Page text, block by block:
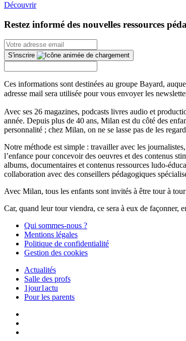
Découvrir
Restez informé des nouvelles ressources
S'inscrire
Ces informations sont destinées au groupe Bayard,
adresse mail sera utilisée pour vous envoyer les
Avec ses 26 magazines, podcasts livres audio et
année. Depuis plus de 40 ans, Milan est du côté des
personnalité ; chez Milan, on ne se lasse pas de les
Notre méthode est simple : travailler avec les
l’enfance pour concevoir des oeuvres et des contenus
albums, documentaires et contenus ressources ludo-
collaboration avec des conseillers pédagogiques
Avec Milan, tous les enfants sont invités à être tour à
Car, quand leur tour viendra, ce sera à eux de façonner,
Qui sommes-nous ?
Mentions légales
Politique de confidentialité
Gestion des cookies
Actualités
Salle des profs
1jour1actu
Pour les parents